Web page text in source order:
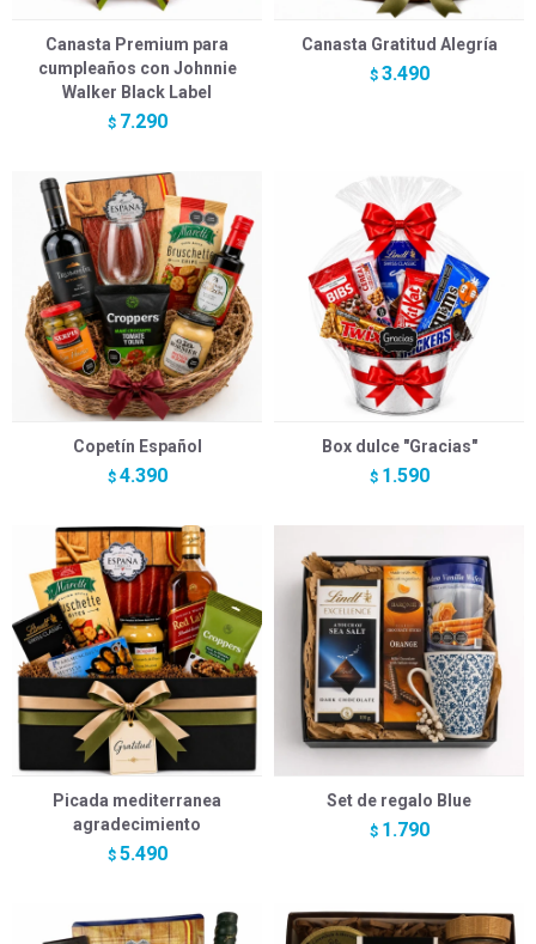
Canasta Premium para
cumpleaños con Johnnie
Walker Black Label
$ 7.290
Canasta Gratitud Alegría
$ 3.490
Copetín Español
$ 4.390
Box dulce "Gracias"
$ 1.590
Picada mediterranea
agradecimiento
$ 5.490
Set de regalo Blue
$ 1.790